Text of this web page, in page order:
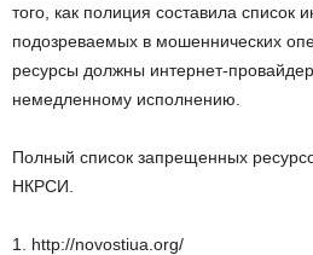
того, как полиция составила список
подозреваемых в мошеннических
ресурсы должны интернет-
немедленному исполнению.
Полный список запрещенных
НКРСИ.
1. http://novostiua.org/